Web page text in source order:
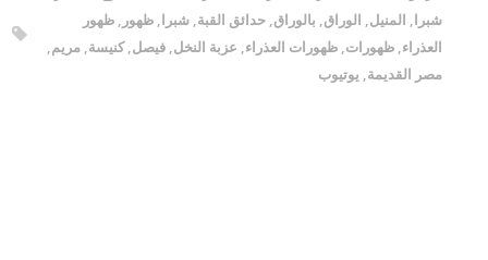
شبرا, المنيل, الوراق, بالوراق,حدائق القبة,شبرا,ظهور ,ظهور
العذراء,ظهورات,ظهورات العذراء, عزبة النخل,فيصل,كنيسة,مريم,
مصر القديمة, يوتيوب